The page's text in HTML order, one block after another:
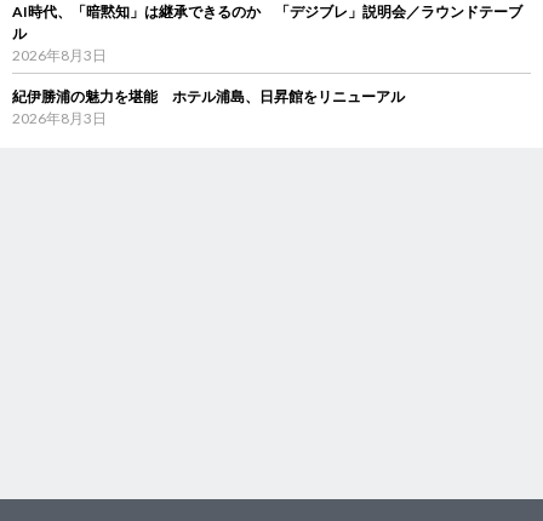
AI時代、「暗黙知」は継承できるのか 「デジブレ」説明会／ラウンドテーブ
ル
2026年8月3日
紀伊勝浦の魅力を堪能 ホテル浦島、日昇館をリニューアル
2026年8月3日